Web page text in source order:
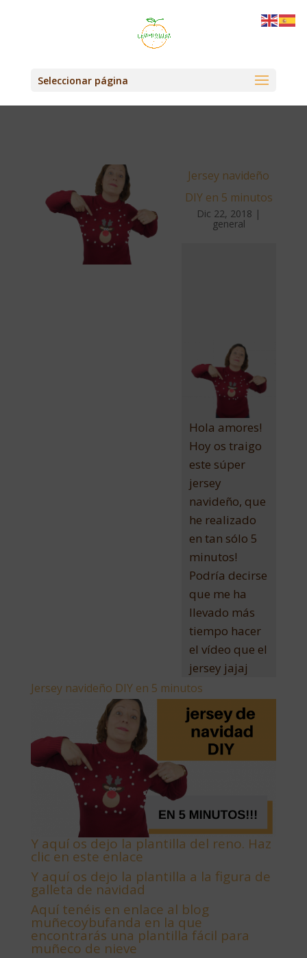
Seleccionar página
Jersey navideño
DIY en 5 minutos
Dic 22, 2018 |
general
Hola amores!
Hoy os traigo
este súper
jersey
navideño, que
he realizado
en tan sólo 5
minutos!
Podría decirse
que me ha
llevado más
tiempo hacer
el vídeo que el
jersey jajaj
Jersey navideño DIY en 5 minutos
Y aquí os dejo la plantilla del reno. Haz
clic en este enlace
Y aquí os dejo la plantilla a la figura de
galleta de navidad
Aquí tenéis en enlace al blog
muñecoybufanda en la que
encontrarás una plantilla fácil para
muñeco de nieve